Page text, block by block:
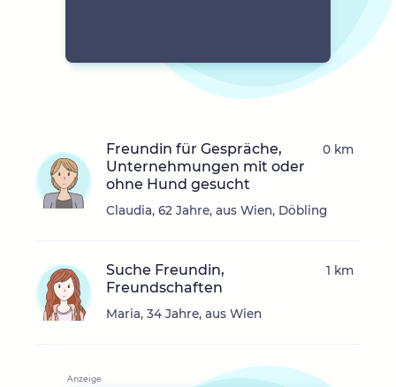
Freundin für Gespräche,
Unternehmungen mit oder
ohne Hund gesucht
Claudia, 62 Jahre, aus Wien, Döbling
0 km
Suche Freundin,
Freundschaften
Maria, 34 Jahre, aus Wien
1 km